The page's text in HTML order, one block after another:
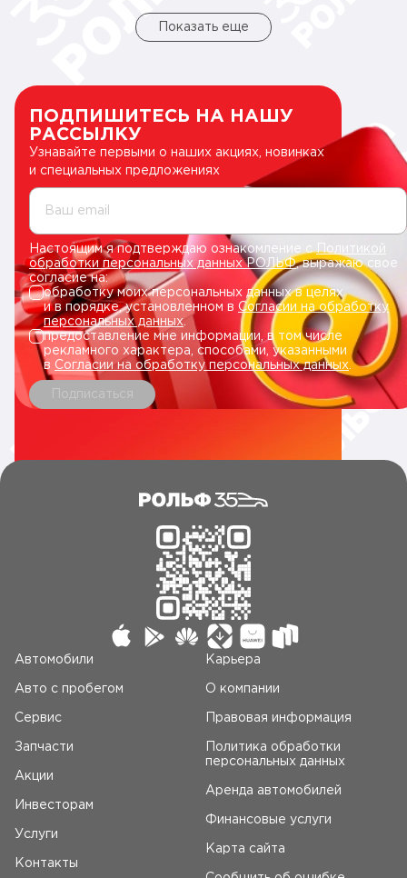
Показать еще
ПОДПИШИТЕСЬ НА НАШУ
РАССЫЛКУ
Узнавайте первыми о наших акциях, новинках
и специальных предложениях
Ваш email
Настоящим я подтверждаю ознакомление сПолитикой
обработки персональных данных РОЛЬФ, выражаю свое
согласие на:
обработку моих персональных данных в целях
и в порядке, установленном в Согласии на обработку
персональных данных.
предоставление мне информации, в том числе
рекламного характера, способами, указанными
в Согласии на обработку персональных данных
Подписаться
Автомобили
Авто c пробегом
Сервис
Запчасти
Акции
Инвесторам
Услуги
Контакты
Карьера
О компании
Правовая информация
Политика обработки
персональных данных
Аренда автомобилей
Финансовые услуги
Карта сайта